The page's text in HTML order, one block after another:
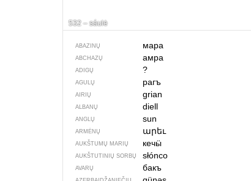
532 – sáulė
ABAZINŲ мара
ABCHAZŲ амра
ADIGŲ ?
AGULŲ рагъ
AIRIŲ grian
ALBANŲ diell
ANGLŲ sun
ARMĖNŲ արեւ
AUKŠTUMŲ MARIŲ кечӹ
AUKŠTUTINIŲ SORBŲ słónco
AVARŲ бакъ